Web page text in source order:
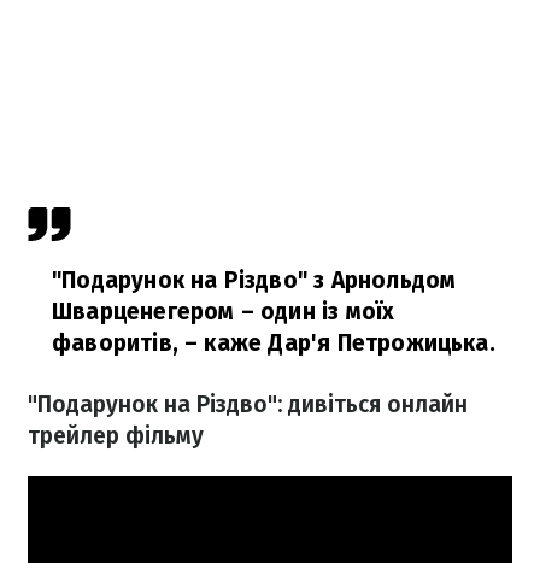
"Подарунок на Різдво" з Арнольдом
Шварценегером – один із моїх
фаворитів, – каже Дар'я Петрожицька.
"Подарунок на Різдво": дивіться онлайн
трейлер фільму